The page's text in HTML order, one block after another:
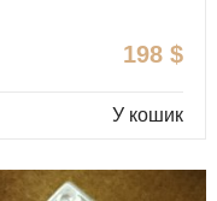
198 $
У кошик